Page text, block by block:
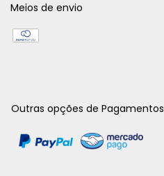
Meios de envio
Outras opções de Pagamentos